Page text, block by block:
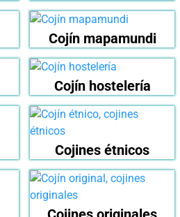
Cojín mapamundi
Cojín hostelería
Cojines étnicos